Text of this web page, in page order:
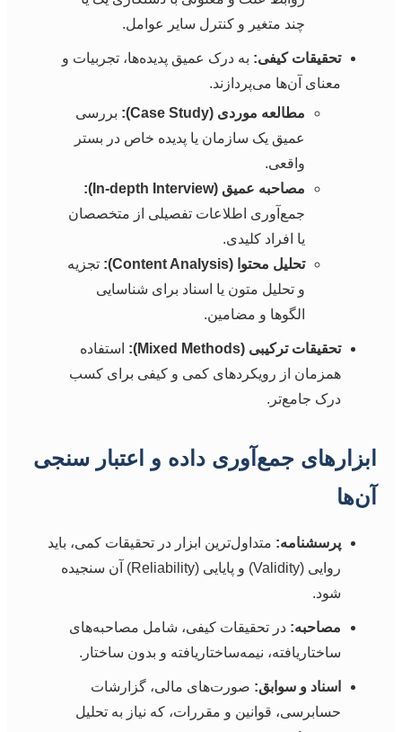
چند متغیر و کنترل سایر عوامل.
تحقیقات کیفی: به درک عمیق پدیده‌ها، تجربیات و
معنای آن‌ها می‌پردازند.
مطالعه موردی (Case Study):
بررسی
عمیق یک سازمان یا پدیده خاص در بستر
واقعی.
مصاحبه عمیق (In-depth Interview):
جمع‌آوری اطلاعات تفصیلی از متخصصان
یا افراد کلیدی.
تحلیل محتوا (Content Analysis):
تجزیه
و تحلیل متون یا اسناد برای شناسایی
الگوها و مضامین.
تحقیقات ترکیبی (Mixed Methods):
استفاده
همزمان از رویکردهای کمی و کیفی برای کسب
درک جامع‌تر.
ابزارهای جمع‌آوری داده و اعتبار سنجی
آن‌ها
پرسشنامه: متداول‌ترین ابزار در تحقیقات کمی، باید
روایی (Validity) و پایایی (Reliability) آن سنجیده
شود.
مصاحبه: در تحقیقات کیفی، شامل مصاحبه‌های
ساختاریافته، نیمه‌ساختاریافته و بدون ساختار.
اسناد و سوابق: صورت‌های مالی، گزارشات
حسابرسی، قوانین و مقررات، که نیاز به تحلیل